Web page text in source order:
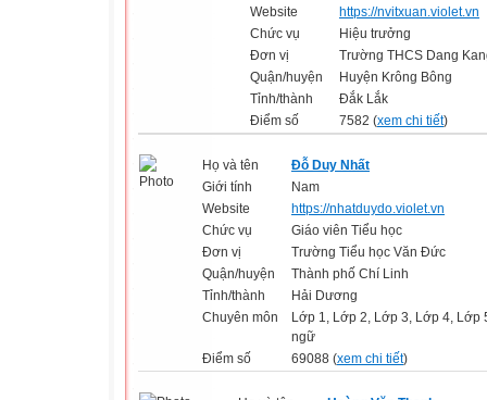
Website
https://nvitxuan.violet.vn
Chức vụ
Hiệu trưởng
Đơn vị
Trường THCS Dang
Quận/huyện
Huyện Krông Bông
Tỉnh/thành
Đắk Lắk
Điểm số
7582 (xem chi tiết)
Họ và tên
Đỗ Duy Nhất
Giới tính
Nam
Website
https://nhatduydo.violet.vn
Chức vụ
Giáo viên Tiểu học
Đơn vị
Trường Tiểu học Văn Đức
Quận/huyện
Thành phố Chí Linh
Tỉnh/thành
Hải Dương
Chuyên môn
Lớp 1, Lớp 2, Lớp 3, Lớp 4, Lớp
ngữ
Điểm số
69088 (xem chi tiết)